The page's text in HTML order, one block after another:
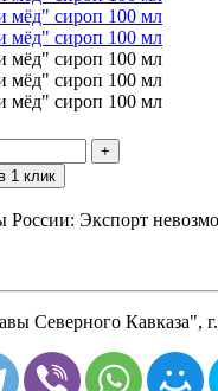
+
России: Экспорт
Северного Кавказа",